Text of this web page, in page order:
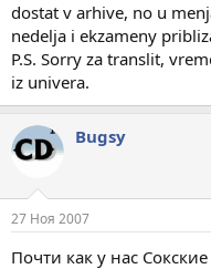
dostat v arhive, no u
nedelja i ekzameny
P.S. Sorry za translit,
iz univera.
Bugsy
27 Ноя 2007
Почти как у нас Сокские